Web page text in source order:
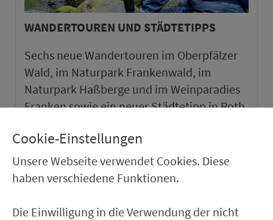
WANDERTOUREN UND STÄDTETIPPS
Sechs neue Wandertouren im Oberpfälzer
Wald, im Naturpark Frankenwald, im
Naturpark Haßberge und im Weinparadies
Franken sowie ein neuer Städtetipp in Roth.
Cookie-Einstellungen
Unsere Webseite verwendet Cookies. Diese
haben verschiedene Funktionen.
Die Einwilligung in die Verwendung der nicht